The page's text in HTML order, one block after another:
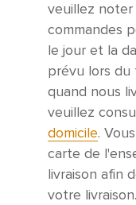
veuillez
commandes
le jour et la
prévu lors du
quand nous
veuillez
domicile.
carte de
livraison afin
votre